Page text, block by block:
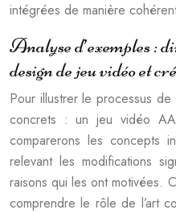
intégrées de manière
Analyse d’exemples :
design de jeu vidéo et
Pour illustrer le processus
concrets : un jeu vidéo
comparerons les concepts
relevant les modifications
raisons qui les ont motivées.
comprendre le rôle de l’art